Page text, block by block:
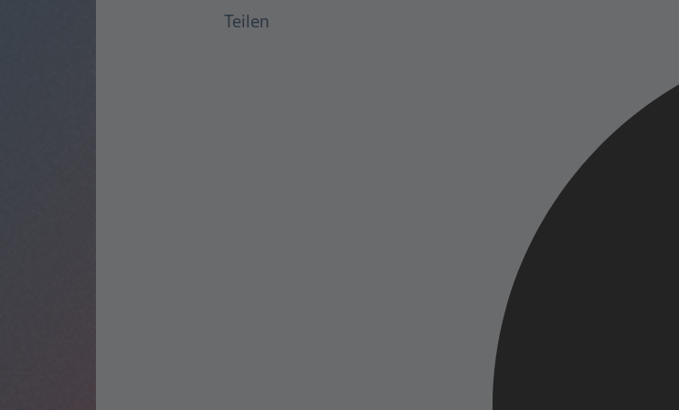
Teilen